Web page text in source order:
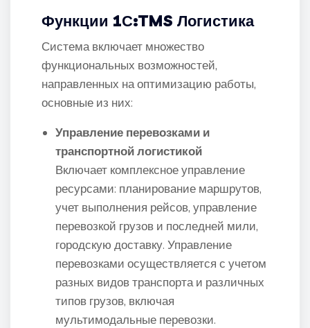
Функции 1С:TMS Логистика
Система включает множество
функциональных возможностей,
направленных на оптимизацию работы,
основные из них:
Управление перевозками и
транспортной логистикой
Включает комплексное управление
ресурсами: планирование маршрутов,
учет выполнения рейсов, управление
перевозкой грузов и последней мили,
городскую доставку. Управление
перевозками осуществляется с учетом
разных видов транспорта и различных
типов грузов, включая
мультимодальные перевозки.